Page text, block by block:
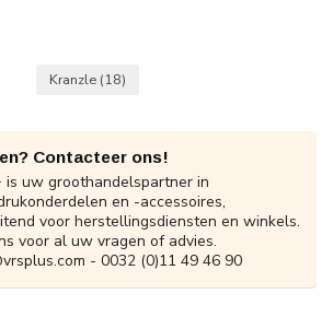
Kranzle (18)
Contacteer ons!
is uw groothandelspartner in
en -accessoires,
voor herstellingsdiensten en winkels.
voor al uw vragen of advies.
- 0032 (0)11 49 46 90